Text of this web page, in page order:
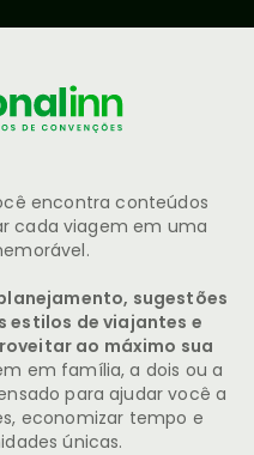
encontra conteúdos
cada viagem em uma
sugestões
estilos de viajantes e
ao máximo sua
em família, a dois ou a
para ajudar você a
economizar tempo e
únicas.